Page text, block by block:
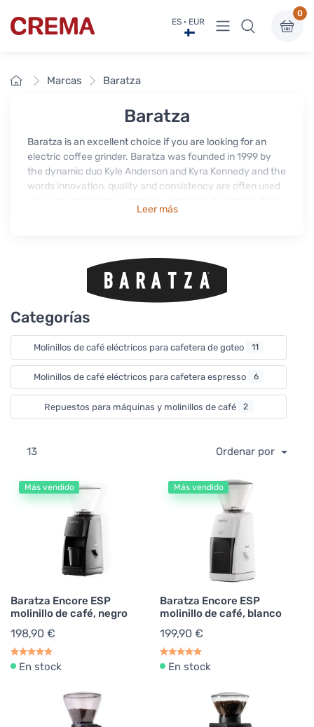
Crema ES · EUR Ver menú
0
InicioMarcas Baratza
Baratza
Baratza is an excellent choice if you are looking for an
electric coffee grinder. Baratza was founded in 1999 by
the dynamic duo Kyle Anderson and Kyra Kennedy and the
words innovation, quality and consistency are often used
mission has been to offer high-quality electric coffee
Leer más
Categorías
Molinillos de café eléctricos para cafetera de goteo 11
Molinillos de café eléctricos para cafetera espresso 6
Repuestos para máquinas y molinillos de café 2
13 Ordenar por
Más vendido
Baratza Encore ESP
molinillo de café, negro
198,90 €
En stock
Más vendido
Baratza Encore ESP
molinillo de café, blanco
199,90 €
En stock